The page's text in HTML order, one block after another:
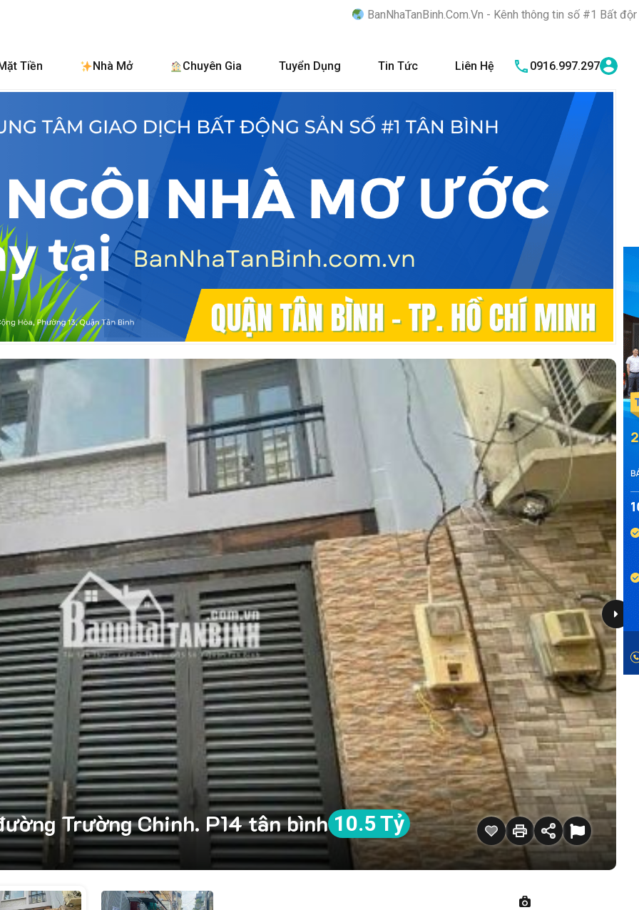
BanNhaTanBinh.Com.Vn - Kênh thông tin số #1 Bất động sản quận Tân
Tiền Nhà Mở Chuyên Gia Tuyển Dụng Tin Tức Liên Hệ 0916.997.297
Trường Chinh. P14 tân bình 10.5 Tỷ